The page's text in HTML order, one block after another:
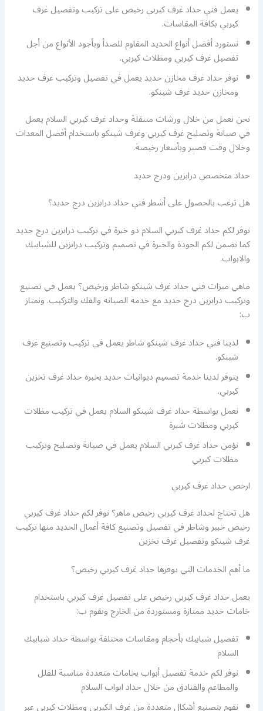
يعمل فني حداد غرف كيربي رخيص على تركيب وتفصيل غرف
كيربي بكافة المقاسات.
نستورد أفضل أنواع الحديد المقاوم للصدأ وبأجود الأنواع من أجل
تفصيل غرف كيربي ومظلات كيربي.
نوفر حداد غرف مخازن حديد يعمل في تفصيل وتركيب غرف حديد
ومخازن حديد غرف شينكو.
نحن نعمل من خلال ورشات متنقلة وحداد غرف كيربي السلام يعمل
في صيانة وتصليح غرف كيربي وغرف شينكو باستخدام أفضل المعدات
وخلال وقت قصير وبأسعار رخيصة.
حداد متخصص درابزين ودرج حديد
هل ترغب بالحصول على أشطر فني حداد درابزين درج حديد؟
نوفر لكم حداد غرف كيربي السلام ذو خبرة في تركيب درابزين درج حديد
كما نضمن لكم الجودة والخبرة في تصميم وتركيب درابزين للشبابيك
والابواب.
ماهي ميزات فني حداد غرف شينكو شاطر ورخيص؟ يعمل في تصنيع
وتركيب درابزين درج حديد مع خدمة الصيانة والفك والتركيب. ونمتاز
ب:
لدينا فني حداد غرف شينكو شاطر يعمل في تركيب وتصنيع غرف
شينكو.
يتوفر لدينا خدمة تصميم ديوانيات حديد بخبرة حداد غرف تخزين
كيربي.
نعمل بواسطة حداد غرف شينكو السلام يعمل في تركيب مظلات
كيربي ومظلات شبرة
نؤمن حداد غرف كيربي السلام يعمل في صيانة وتصليح وتركيب
مظلات كيربي
ارخص حداد غرف كيربي
هل تحتاج لحداد غرف كيربي رخيص ماهر؟ نوفر لكم حداد غرف كيربي
رخيص خبير وشاطر في تفصيل وتصنيع كافة أعمال الحديد منها تركيب
غرف شينكو وتفصيل غرف تخزين
ما أهم الخدمات التي يوفرها حداد غرف كيربي رخيص؟
يعمل حداد غرف كيربي رخيص على تفصيل غرف كيربي باستخدام
خامات حديد ممتازة ومستوردة من الخارج ونقوم ب:
تفصيل شبابيك بأحجام ومقاسات مختلفة بواسطة حداد شبابيك
السلام
نوفر لكم خدمة تفصيل أبواب بخامات متعددة مناسبة للفلل
والمطاعم والفنادق من خلال حداد ابواب السلام